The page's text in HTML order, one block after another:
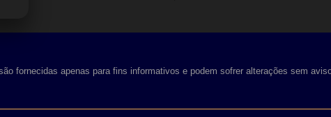
fornecidas apenas para fins informativos e podem sofrer alterações sem